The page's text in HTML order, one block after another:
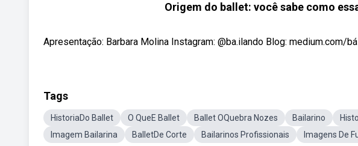
Origem do ballet: você sabe como
Apresentação: Barbara Molina Instagram: @ba.ilando Blog: medium.com/
Tags
HistoriaDo Ballet O QueE Ballet Ballet OQuebra Nozes Bailarino
Imagem Bailarina
BalletDe Corte Bailarinos Profissionais Imagens De